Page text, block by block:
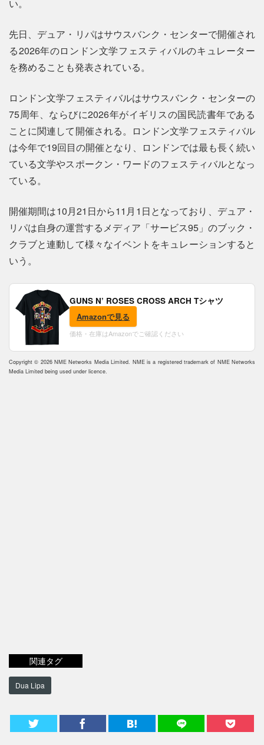
い。
先日、デュア・リパはサウスバンク・センターで開催され
る2026年のロンドン文学フェスティバルのキュレーター
を務めることも発表されている。
ロンドン文学フェスティバルはサウスバンク・センターの
75周年、ならびに2026年がイギリスの国民読書年である
ことに関連して開催される。ロンドン文学フェスティバル
は今年で19回目の開催となり、ロンドンでは最も長く続い
ている文学やスポークン・ワードのフェスティバルとなっ
ている。
開催期間は10月21日から11月1日となっており、デュア・
リパは自身の運営するメディア「サービス95」のブック・
クラブと連動して様々なイベントをキュレーションすると
いう。
GUNS N’ ROSES CROSS ARCH Tシャツ
Amazonで見る
価格・在庫はAmazonでご確認ください
Copyright © 2026 NME Networks Media Limited. NME is a registered trademark of NME Networks
Media Limited being used under licence.
関連タグ
Dua Lipa